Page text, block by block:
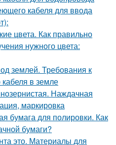
кабеля для ввода
цвета. Как правильно
нужного цвета:
землей. Требования к
в земле
Наждачная
маркировка
бумага для полировки. Как
бумаги?
это. Материалы для